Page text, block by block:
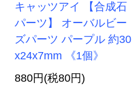
キャッツアイ 【合成石
パーツ】 オーバルビー
ズパーツ パープル 約30
x24x7mm 《1個》
880円(税80円)